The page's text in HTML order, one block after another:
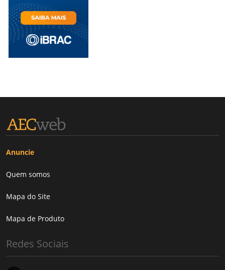
Anuncie
Quem somos
Mapa do Site
Mapa de Produto
Redes Sociais